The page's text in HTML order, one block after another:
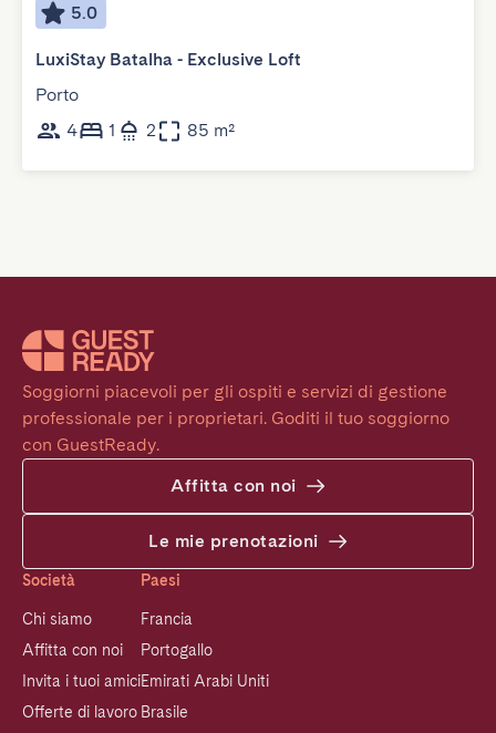
5.0
LuxiStay Batalha - Exclusive Loft
Porto
4
1 2 85 m²
Soggiorni piacevoli per gli ospiti e servizi di gestione
professionale per i proprietari. Goditi il tuo soggiorno
con GuestReady.
Affitta con noi
Le mie prenotazioni
Società
Chi siamo
Affitta con noi
Invita i tuoi amici
Offerte di lavoro
Paesi
Francia
Portogallo
Emirati Arabi Uniti
Brasile